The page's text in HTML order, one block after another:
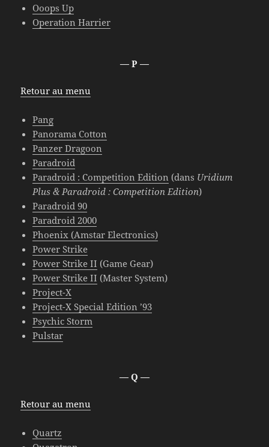
Ooops Up
Operation Harrier
— P —
Retour au menu
Pang
Panorama Cotton
Panzer Dragoon
Paradroid
Paradroid : Competition Edition (dans Uridium
Plus & Paradroid : Competition Edition)
Paradroid 90
Paradroid 2000
Phoenix (Amstar Electronics)
Power Strike
Power Strike II (Game Gear)
Power Strike II (Master System)
Project-X
Project-X Special Edition ’93
Psychic Storm
Pulstar
— Q —
Retour au menu
Quartz